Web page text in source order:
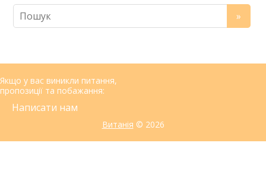
Якщо у вас виникли питання,
пропозиції та побажання:
Написати нам
Витанія © 2026